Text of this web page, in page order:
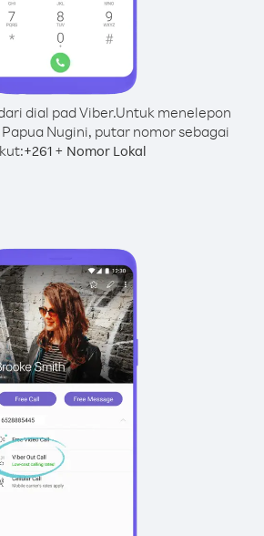
dial pad Viber.Untuk menelepon
Nugini, putar nomor sebagai
+261 + Nomor Lokal